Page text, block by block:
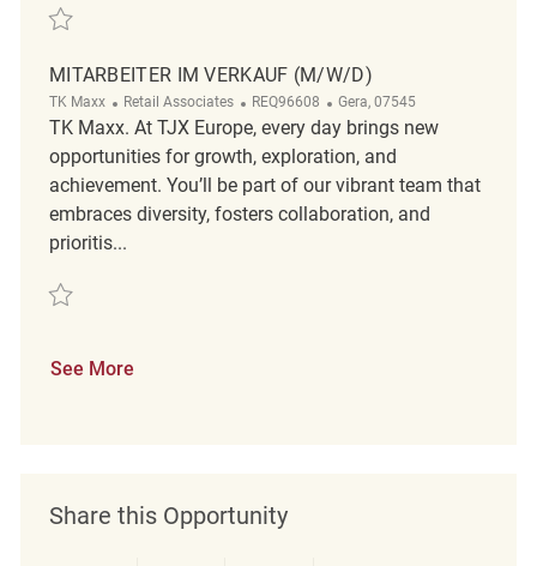
Save Mitarbeiter im Verkauf (m/w/d) REQ126213
MITARBEITER IM VERKAUF (M/W/D)
TK Maxx Category
Retail Associates ReqId
REQ96608 Location
Gera, 07545
TK Maxx. At TJX Europe, every day brings new
opportunities for growth, exploration, and
achievement. You’ll be part of our vibrant team that
embraces diversity, fosters collaboration, and
prioritis...
Save Mitarbeiter im Verkauf (m/w/d) REQ96608
See More
Share this Opportunity